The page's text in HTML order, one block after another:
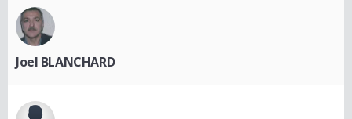
Joel BLANCHARD